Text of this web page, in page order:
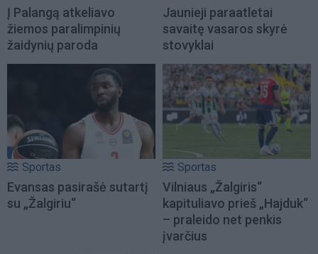
Į Palangą atkeliavo
žiemos paralimpinių
žaidynių paroda
Jaunieji paraatletai
savaitę vasaros skyrė
stovyklai
Sportas
Evansas pasirašė sutartį
su „Žalgiriu“
Sportas
Vilniaus „Žalgiris“
kapituliavo prieš „Hajduk“
– praleido net penkis
įvarčius